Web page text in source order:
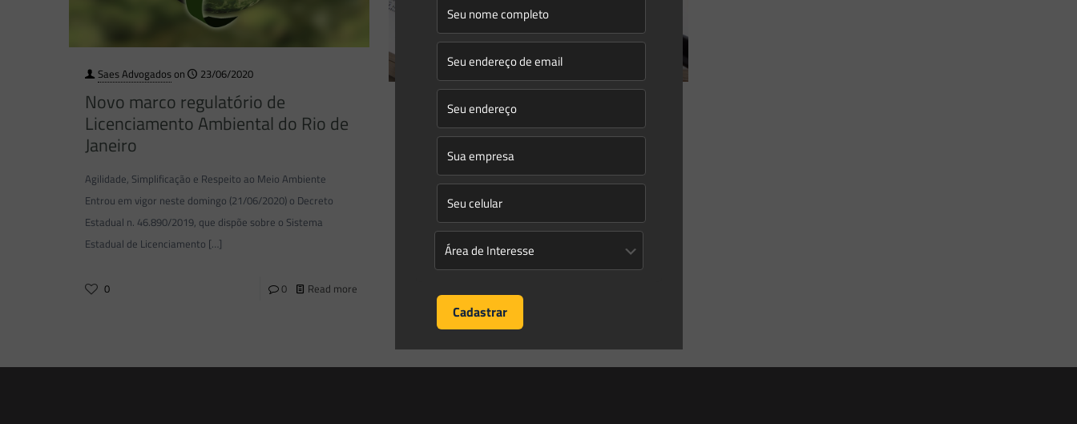
Saes Advogadoson 23/06/2020
Novo marco regulatório de
Licenciamento Ambiental do Rio de
Janeiro
Agilidade, Simplificação e Respeito ao Meio Ambiente
Entrou em vigor neste domingo (21/06/2020) o Decreto
Estadual n. 46.890/2019, que dispõe sobre o Sistema
Estadual de Licenciamento […]
0 0 Read more
Saes Advogadoson
Afinal, em que pé está a aprovação
tácita em matéria ambiental?
atenção os desdobramentos da Declaração de Direitos da
Liberdade Econômica, especialmente em relação aos seus
efeitos na seara[…]